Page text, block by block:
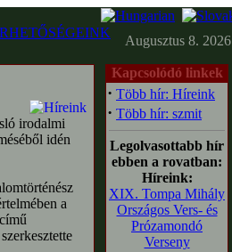
Augusztus 8. 2026
irodalmi
idén
a
Kapcsolódó linkek
· Több hír: Híreink
· Több hír: szmit
Legolvasottabb hír
ebben a rovatban:
Híreink:
XIX. Tompa Mihály
Országos Vers- és
Prózamondó
Verseny